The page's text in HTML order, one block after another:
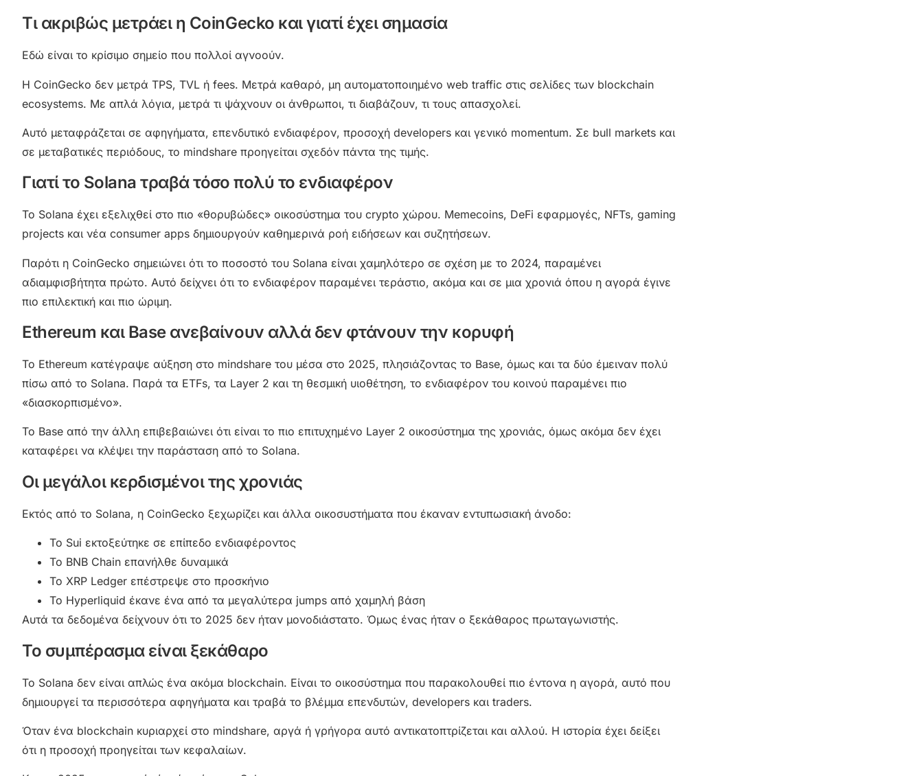
Τι ακριβώς μετράει η CoinGecko και γιατί έχει σημασία
Εδώ είναι το κρίσιμο σημείο που πολλοί αγνοούν.
Η CoinGecko δεν μετρά TPS, TVL ή fees. Μετρά καθαρό, μη αυτοματοποιημένο web traffic στις σελίδες των blockchain
ecosystems. Με απλά λόγια, μετρά τι ψάχνουν οι άνθρωποι, τι διαβάζουν, τι τους απασχολεί.
Αυτό μεταφράζεται σε αφηγήματα, επενδυτικό ενδιαφέρον, προσοχή developers και γενικό momentum. Σε bull markets και
σε μεταβατικές περιόδους, το mindshare προηγείται σχεδόν πάντα της τιμής.
Γιατί το Solana τραβά τόσο πολύ το ενδιαφέρον
Το Solana έχει εξελιχθεί στο πιο «θορυβώδες» οικοσύστημα του crypto χώρου. Memecoins, DeFi εφαρμογές, NFTs, gaming
projects και νέα consumer apps δημιουργούν καθημερινά ροή ειδήσεων και συζητήσεων.
Παρότι η CoinGecko σημειώνει ότι το ποσοστό του Solana είναι χαμηλότερο σε σχέση με το 2024, παραμένει
αδιαμφισβήτητα πρώτo. Αυτό δείχνει ότι το ενδιαφέρον παραμένει τεράστιο, ακόμα και σε μια χρονιά όπου η αγορά έγινε
πιο επιλεκτική και πιο ώριμη.
Ethereum και Base ανεβαίνουν αλλά δεν φτάνουν την κορυφή
Το Ethereum κατέγραψε αύξηση στο mindshare του μέσα στο 2025, πλησιάζοντας το Base, όμως και τα δύο έμειναν πολύ
πίσω από το Solana. Παρά τα ETFs, τα Layer 2 και τη θεσμική υιοθέτηση, το ενδιαφέρον του κοινού παραμένει πιο
«διασκορπισμένο».
Το Base από την άλλη επιβεβαιώνει ότι είναι το πιο επιτυχημένο Layer 2 οικοσύστημα της χρονιάς, όμως ακόμα δεν έχει
καταφέρει να κλέψει την παράσταση από το Solana.
Οι μεγάλοι κερδισμένοι της χρονιάς
Εκτός από το Solana, η CoinGecko ξεχωρίζει και άλλα οικοσυστήματα που έκαναν εντυπωσιακή άνοδο:
Το Sui εκτοξεύτηκε σε επίπεδο ενδιαφέροντος
Το BNB Chain επανήλθε δυναμικά
Το XRP Ledger επέστρεψε στο προσκήνιο
Το Hyperliquid έκανε ένα από τα μεγαλύτερα jumps από χαμηλή βάση
Αυτά τα δεδομένα δείχνουν ότι το 2025 δεν ήταν μονοδιάστατο. Όμως ένας ήταν ο ξεκάθαρος πρωταγωνιστής.
Το συμπέρασμα είναι ξεκάθαρο
Το Solana δεν είναι απλώς ένα ακόμα blockchain. Είναι το οικοσύστημα που παρακολουθεί πιο έντονα η αγορά, αυτό που
δημιουργεί τα περισσότερα αφηγήματα και τραβά το βλέμμα επενδυτών, developers και traders.
Όταν ένα blockchain κυριαρχεί στο mindshare, αργά ή γρήγορα αυτό αντικατοπτρίζεται και αλλού. Η ιστορία έχει δείξει
ότι η προσοχή προηγείται των κεφαλαίων.